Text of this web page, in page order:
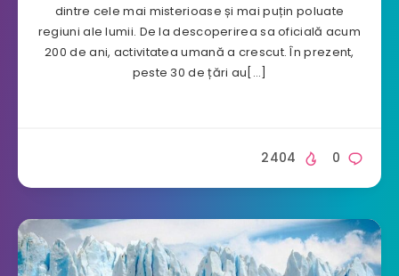
dintre cele mai misterioase și mai puțin poluate
regiuni ale lumii. De la descoperirea sa oficială acum
200 de ani, activitatea umană a crescut. În prezent,
peste 30 de țări au[…]
0
2404